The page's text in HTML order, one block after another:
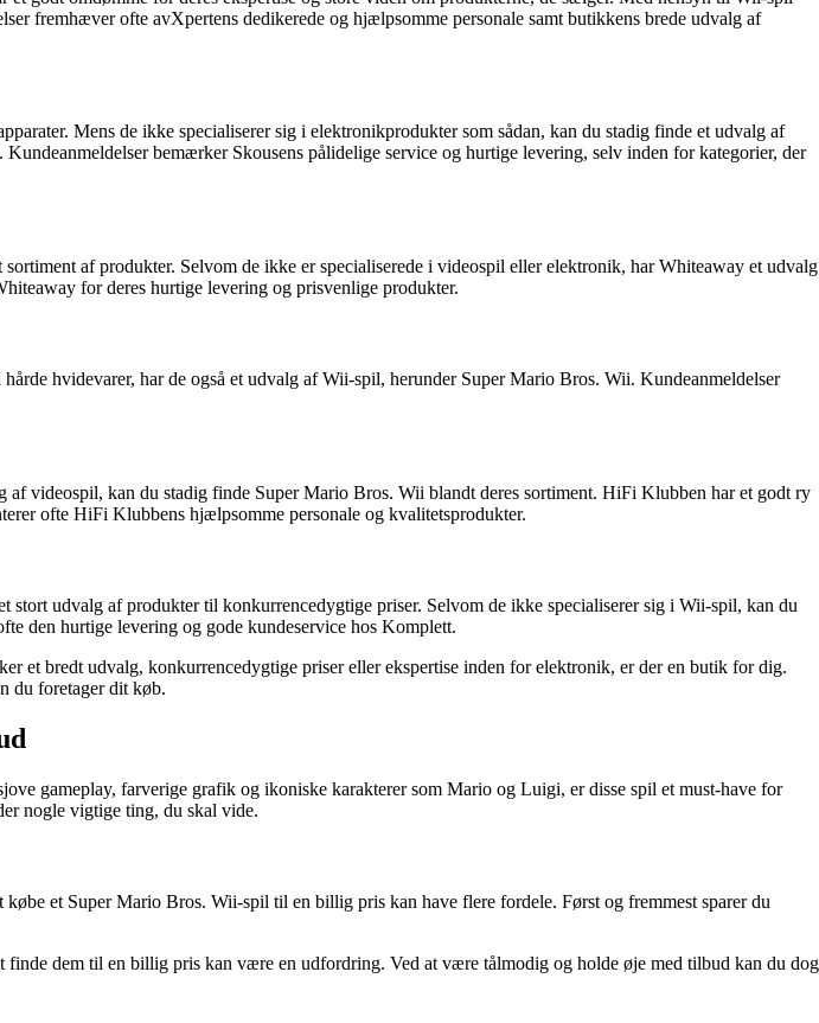
fremhæver ofte avXpertens dedikerede og hjælpsomme personale samt butikkens brede udvalg af
Mens de ikke specialiserer sig i elektronikprodukter som sådan, kan du stadig finde et udvalg af
bemærker Skousens pålidelige service og hurtige levering, selv inden for kategorier, der
af produkter. Selvom de ikke er specialiserede i videospil eller elektronik, har Whiteaway et udvalg
for deres hurtige levering og prisvenlige produkter.
hvidevarer, har de også et udvalg af Wii-spil, herunder Super Mario Bros. Wii. Kundeanmeldelser
videospil, kan du stadig finde Super Mario Bros. Wii blandt deres sortiment. HiFi Klubben har et godt ry
ofte HiFi Klubbens hjælpsomme personale og kvalitetsprodukter.
udvalg af produkter til konkurrencedygtige priser. Selvom de ikke specialiserer sig i Wii-spil, kan du
den hurtige levering og gode kundeservice hos Komplett.
et bredt udvalg, konkurrencedygtige priser eller ekspertise inden for elektronik, er der en butik for dig.
du foretager dit køb.
gameplay, farverige grafik og ikoniske karakterer som Mario og Luigi, er disse spil et must-have for
nogle vigtige ting, du skal vide.
et Super Mario Bros. Wii-spil til en billig pris kan have flere fordele. Først og fremmest sparer du
dem til en billig pris kan være en udfordring. Ved at være tålmodig og holde øje med tilbud kan du dog